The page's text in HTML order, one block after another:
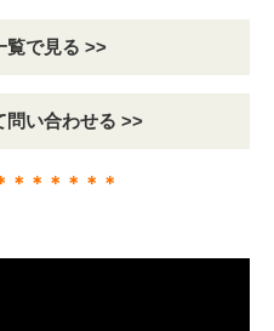
覧で見る >>
問い合わせる >>
＊＊＊＊＊＊